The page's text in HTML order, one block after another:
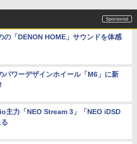
の「DENON HOME」サウンドを体感
パワーデザインホイール「M6」に新
主力「NEO Stream 3」「NEO iDSD